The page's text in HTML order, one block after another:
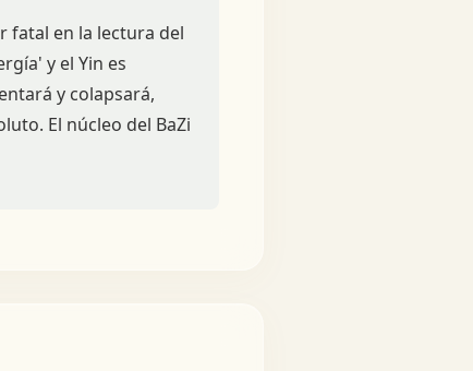
fatal en la lectura del
y el Yin es
y colapsará,
El núcleo del BaZi